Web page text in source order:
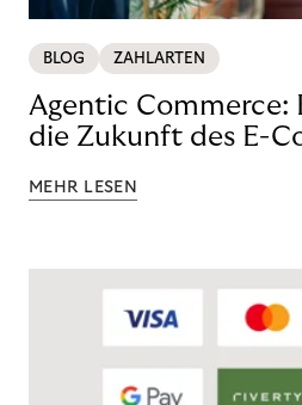
BLOG ZAHLARTEN
Agentic Commerce:
die Zukunft des E-
MEHR LESEN